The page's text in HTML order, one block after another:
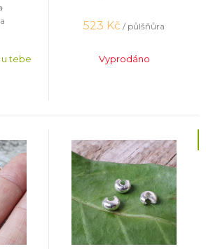
u tebe
523 Kč / půlšňůra
Vyprodáno